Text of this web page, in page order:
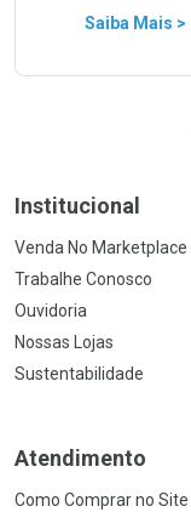
Saiba Mais >
Institucional
Venda No Marketplace
Trabalhe Conosco
Ouvidoria
Nossas Lojas
Sustentabilidade
Atendimento
Como Comprar no Site